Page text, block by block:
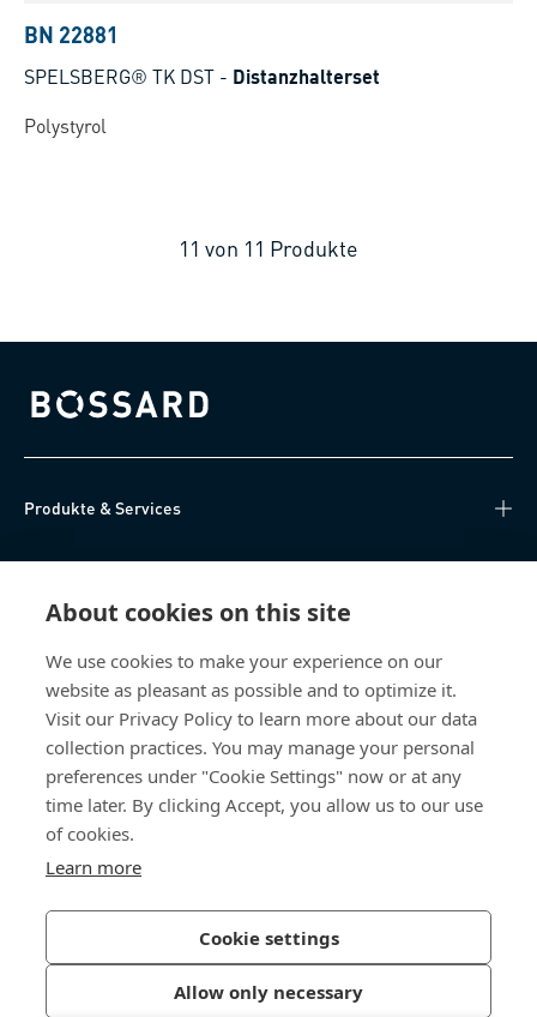
About cookies on this site
We use cookies to make your experience on our
website as pleasant as possible and to optimize it.
Visit our Privacy Policy to learn more about our data
collection practices. You may manage your personal
preferences under "Cookie Settings" now or at any
time later. By clicking Accept, you allow us to our use
of cookies.
Learn more
Cookie settings
Allow only necessary
BN 22881
SPELSBERG® TK DST - Distanzhalterset
Polystyrol
11 von 11 Produkte
Bossard homepage
Produkte & Services
Über uns
Bossard Schweiz
Steinhauserstrasse 70
6301 Zug